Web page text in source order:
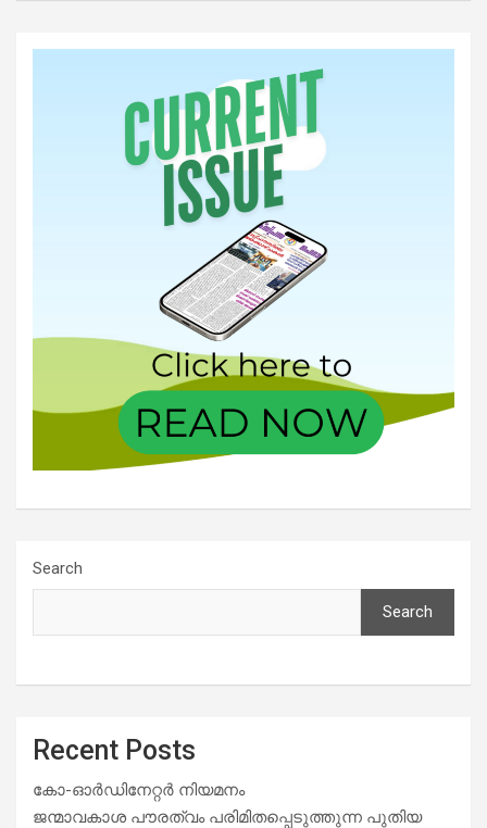
Search
Search
Recent Posts
കോ-ഓർഡിനേറ്റർ നിയമനം
ജന്മാവകാശ പൗരത്വം പരിമിതപ്പെടുത്തുന്ന പുതിയ